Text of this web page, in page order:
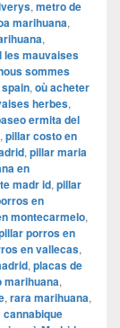
, metro de
marihuana,
,
les mauvaises
sommes
, où acheter
herbes,
ermita del
, pillar costo en
, pillar maria
en
madr id, pillar
en
montecarmelo,
porros en
en vallecas,
, placas de
marihuana,
, rara marihuana,
cannabique